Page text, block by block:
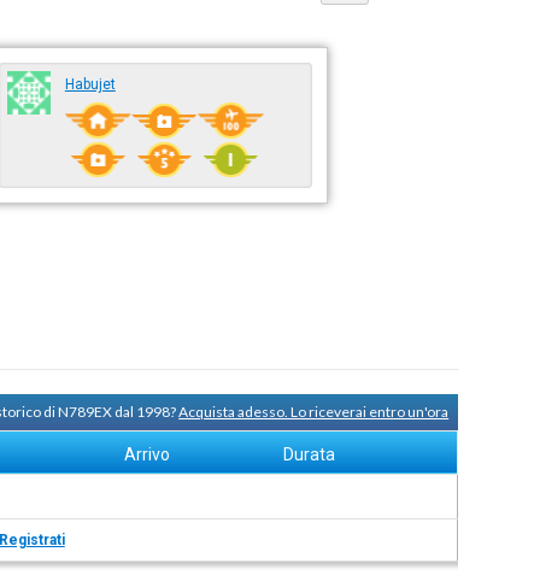
Habujet
di N789EX dal 1998?Acquista adesso. Lo riceverai entro un'ora
Arrivo Durata